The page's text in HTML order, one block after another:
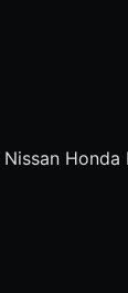
Nissan Honda